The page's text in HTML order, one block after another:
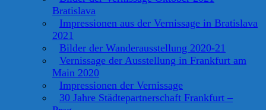
Bratislava
Impressionen aus der Vernissage in Bratislava
2021
Bilder der Wanderausstellung 2020-21
Vernissage der Ausstellung in Frankfurt am
Main 2020
Impressionen der Vernissage
30 Jahre Städtepartnerschaft Frankfurt –